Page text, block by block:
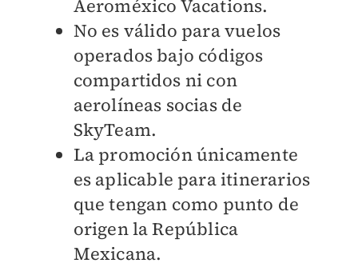
Aeroméxico Vacations.
No es válido para vuelos
operados bajo códigos
compartidos ni con
aerolíneas socias de
SkyTeam.
La promoción únicamente
es aplicable para itinerarios
que tengan como punto de
origen la República
Mexicana.